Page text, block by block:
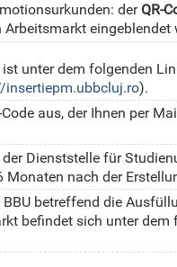
E-MAIL:
E-MAIL:
E-MAIL:
derQR-
eingeblendet
unter dem folgenden
).
aus, der Ihnen per
Dienststelle für
nach der
betreffend die
befindet sich unter dem